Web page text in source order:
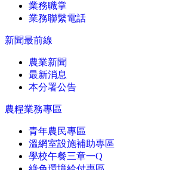
業務職掌
業務聯繫電話
新聞最前線
農業新聞
最新消息
本分署公告
農糧業務專區
青年農民專區
溫網室設施補助專區
學校午餐三章一Q